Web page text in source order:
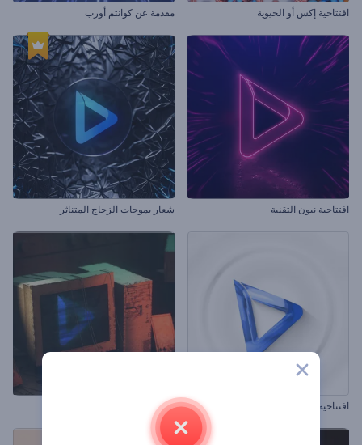
افتتاحية إكس أو الحيوية مقدمة عن كوانتم أورب
افتتاحية نيون التقنية شعار بموجات الزجاج المتناثر
افتتاحية خطوط دورانية واضحة شعار ما بعد الكارثة